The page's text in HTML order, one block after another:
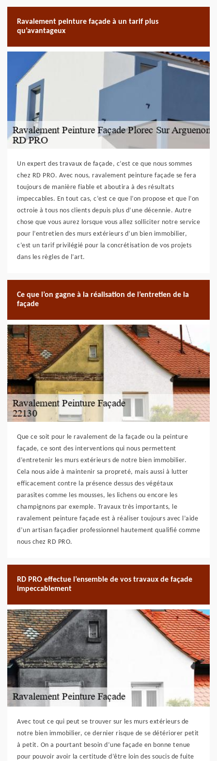
Ravalement peinture façade à un tarif plus
qu’avantageux
Un expert des travaux de façade, c’est ce que nous sommes
chez RD PRO. Avec nous, ravalement peinture façade se fera
toujours de manière fiable et aboutira à des résultats
impeccables. En tout cas, c’est ce que l’on propose et que l’on
octroie à tous nos clients depuis plus d’une décennie. Autre
chose que vous aurez lorsque vous allez solliciter notre service
pour l’entretien des murs extérieurs d’un bien immobilier,
c’est un tarif privilégié pour la concrétisation de vos projets
dans les règles de l’art.
Ce que l’on gagne à la réalisation de l’entretien de la
façade
Que ce soit pour le ravalement de la façade ou la peinture
façade, ce sont des interventions qui nous permettent
d’entretenir les murs extérieurs de notre bien immobilier.
Cela nous aide à maintenir sa propreté, mais aussi à lutter
efficacement contre la présence dessus des végétaux
parasites comme les mousses, les lichens ou encore les
champignons par exemple. Travaux très importants, le
ravalement peinture façade est à réaliser toujours avec l’aide
d’un artisan façadier professionnel hautement qualifié comme
nous chez RD PRO.
RD PRO effectue l’ensemble de vos travaux de façade
impeccablement
Avec tout ce qui peut se trouver sur les murs extérieurs de
notre bien immobilier, ce dernier risque de se détériorer petit
à petit. On a pourtant besoin d’une façade en bonne tenue
pour pouvoir avoir la certitude d’être loin des soucis de fuite